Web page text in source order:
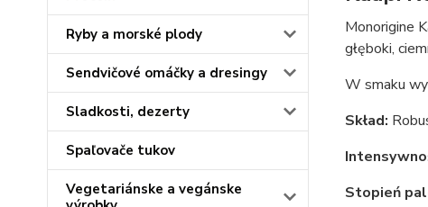
Ryby a morské plody
Sendvičové omáčky a dresingy
Sladkosti, dezerty
Spaľovače tukov
Vegetariánske a vegánske
Monorigine
głęboki,
W smaku
Skład:
Stopień